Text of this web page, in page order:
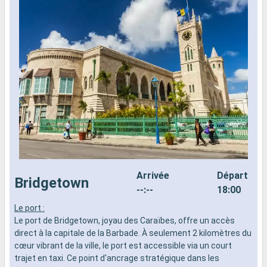
Bridgetown
Arrivée
--:--
Départ
18:00
Le port :
Le port de Bridgetown, joyau des Caraïbes, offre un accès
direct à la capitale de la Barbade. À seulement 2 kilomètres du
cœur vibrant de la ville, le port est accessible via un court
trajet en taxi. Ce point d'ancrage stratégique dans les